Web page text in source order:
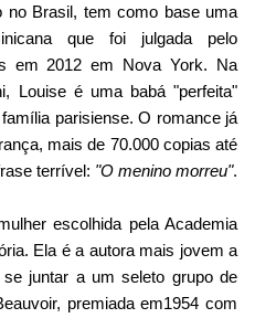
no Brasil, tem como base uma
que foi julgada pelo
em 2012 em Nova York. Na
Louise é uma babá "perfeita"
parisiense. O romance já
mais de 70.000 copias até
terrível: "O menino morreu".
escolhida pela Academia
Ela é a autora mais jovem a
juntar a um seleto grupo de
premiada em1954 com